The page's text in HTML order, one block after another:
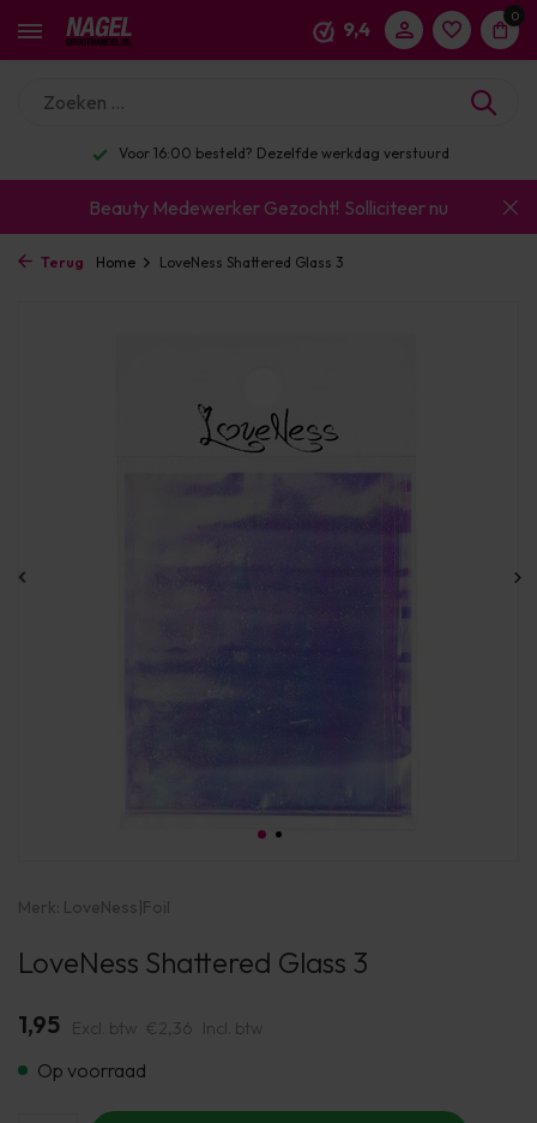
9,4
0
Enorm assortiment & alle bekende merken
Beauty Medewerker Gezocht! Solliciteer nu
Terug Home LoveNess Shattered Glass 3
Merk: LoveNess|Foil
LoveNess Shattered Glass 3
1,95 Excl. btw €2,36 Incl. btw
Op voorraad